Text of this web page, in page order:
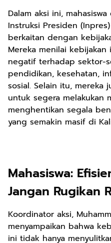
Dalam aksi ini,
Instruksi Presiden
berkaitan dengan
Mereka menilai
negatif terhadap sektor-
pendidikan, kesehatan,
sosial. Selain itu, mereka
untuk segera melakukan
menghentikan segala
yang semakin masif di
Mahasiswa:
Jangan Rugikan
Koordinator aksi,
menyampaikan bahwa
ini tidak hanya